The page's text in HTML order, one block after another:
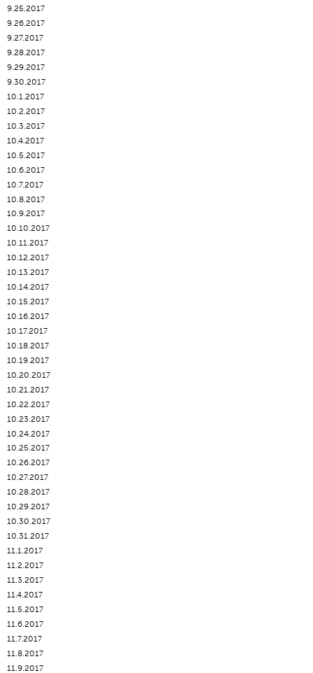
9.25.2017
9.26.2017
9.27.2017
9.28.2017
9.29.2017
9.30.2017
10.1.2017
10.2.2017
10.3.2017
10.4.2017
10.5.2017
10.6.2017
10.7.2017
10.8.2017
10.9.2017
10.10.2017
10.11.2017
10.12.2017
10.13.2017
10.14.2017
10.15.2017
10.16.2017
10.17.2017
10.18.2017
10.19.2017
10.20.2017
10.21.2017
10.22.2017
10.23.2017
10.24.2017
10.25.2017
10.26.2017
10.27.2017
10.28.2017
10.29.2017
10.30.2017
10.31.2017
11.1.2017
11.2.2017
11.3.2017
11.4.2017
11.5.2017
11.6.2017
11.7.2017
11.8.2017
11.9.2017